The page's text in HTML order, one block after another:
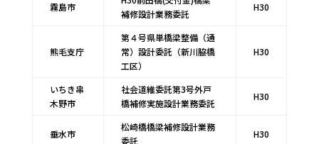
霧島市
補修設計業務委託
H30
熊毛支庁
第４号県単橋梁整備（通
常）設計委託（新川脇橋
工区）
H30
いちき串
木野市
社会道維委託第3号外戸
橋補修実施設計業務委託
H30
垂水市
松崎橋橋梁補修設計業務
委託
H30